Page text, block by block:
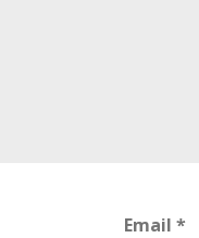
Email*